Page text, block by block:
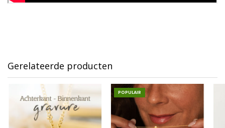
Gerelateerde producten
POPULAIR